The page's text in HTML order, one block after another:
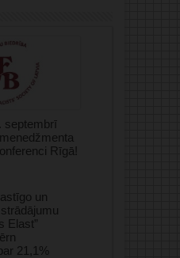
septembrī
Rīgā!
un
Elast”
21,1%